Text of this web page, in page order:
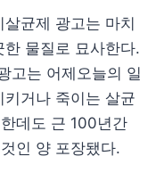
균제 광고는 마치
물질로 묘사한다.
고는 어제오늘의 일
거나 죽이는 살균
데도 근 100년간
인 양 포장됐다.